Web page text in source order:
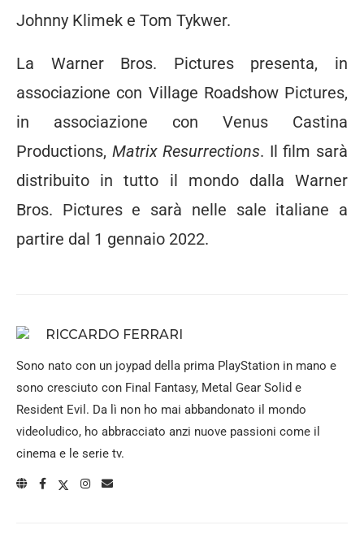
Johnny Klimek e Tom Tykwer.
La Warner Bros. Pictures presenta, in
associazione con Village Roadshow Pictures,
in associazione con Venus Castina
Productions, Matrix Resurrections. Il film sarà
distribuito in tutto il mondo dalla Warner
Bros. Pictures e sarà nelle sale italiane a
partire dal 1 gennaio 2022.
RICCARDO FERRARI
Sono nato con un joypad della prima PlayStation in mano e
sono cresciuto con Final Fantasy, Metal Gear Solid e
Resident Evil. Da lì non ho mai abbandonato il mondo
videoludico, ho abbracciato anzi nuove passioni come il
cinema e le serie tv.